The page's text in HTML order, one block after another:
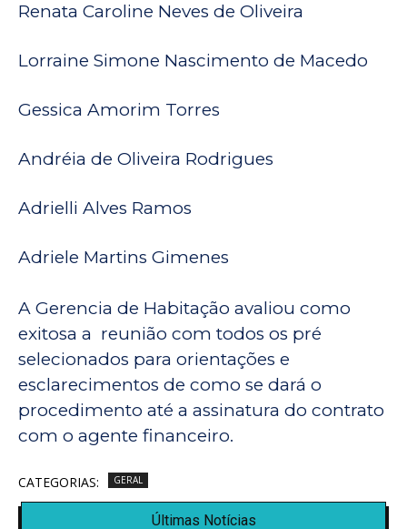
Renata Caroline Neves de Oliveira
Lorraine Simone Nascimento de Macedo
Gessica Amorim Torres
Andréia de Oliveira Rodrigues
Adrielli Alves Ramos
Adriele Martins Gimenes
A Gerencia de Habitação avaliou como
exitosa a reunião com todos os pré
selecionados para orientações e
esclarecimentos de como se dará o
procedimento até a assinatura do contrato
com o agente financeiro.
CATEGORIAS: GERAL
Últimas Notícias